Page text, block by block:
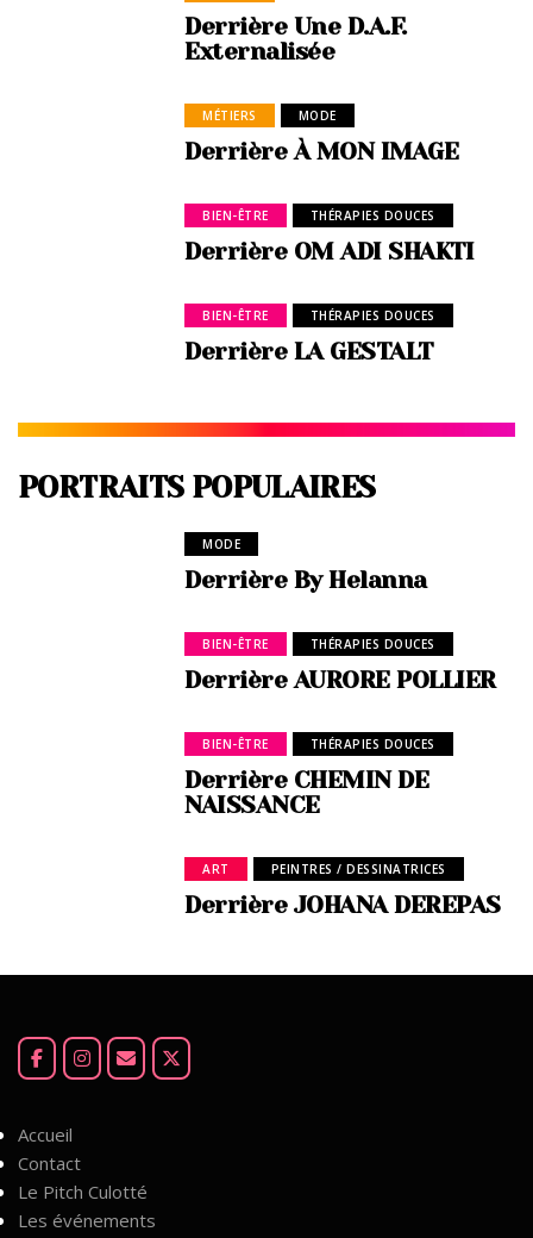
Derrière Une D.A.F.
Externalisée
MÉTIERS MODE
Derrière À MON IMAGE
BIEN-ÊTRE THÉRAPIES DOUCES
Derrière OM ADI SHAKTI
BIEN-ÊTRE THÉRAPIES DOUCES
Derrière LA GESTALT
PORTRAITS POPULAIRES
MODE
Derrière By Helanna
BIEN-ÊTRE THÉRAPIES DOUCES
Derrière AURORE POLLIER
BIEN-ÊTRE THÉRAPIES DOUCES
Derrière CHEMIN DE
NAISSANCE
ART PEINTRES / DESSINATRICES
Derrière JOHANA DEREPAS
Accueil
Contact
Le Pitch Culotté
Les événements